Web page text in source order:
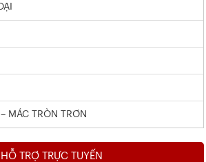
MÁC TRÒN TRƠN
HỖ TRỢ TRỰC TUYẾN